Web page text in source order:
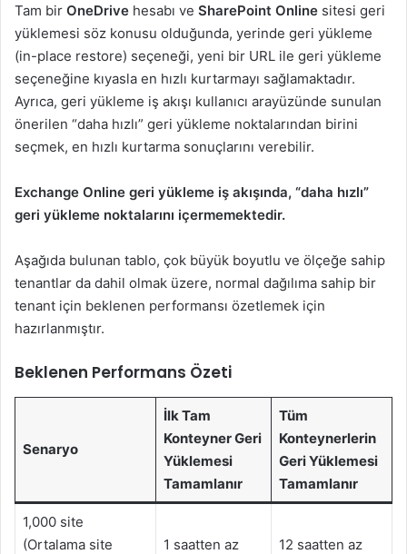
Tam bir OneDrive hesabı ve SharePoint Online sitesi geri
yüklemesi söz konusu olduğunda, yerinde geri yükleme
(in-place restore) seçeneği, yeni bir URL ile geri yükleme
seçeneğine kıyasla en hızlı kurtarmayı sağlamaktadır.
Ayrıca, geri yükleme iş akışı kullanıcı arayüzünde sunulan
önerilen “daha hızlı” geri yükleme noktalarından birini
seçmek, en hızlı kurtarma sonuçlarını verebilir.
Exchange Online geri yükleme iş akışında, “daha hızlı”
geri yükleme noktalarını içermemektedir.
Aşağıda bulunan tablo, çok büyük boyutlu ve ölçeğe sahip
tenantlar da dahil olmak üzere, normal dağılıma sahip bir
tenant için beklenen performansı özetlemek için
hazırlanmıştır.
Beklenen Performans Özeti
Senaryo
İlk Tam
Konteyner Geri
Yüklemesi
Tamamlanır
Tüm
Konteynerlerin
Geri Yüklemesi
Tamamlanır
1,000 site
(Ortalama site
1 saatten az 12 saatten az